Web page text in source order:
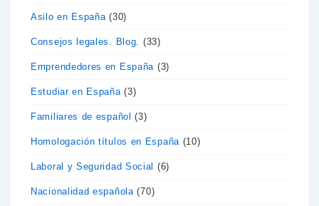
Asilo en España(30)
Consejos legales. Blog. (33)
Emprendedores en España (3)
Estudiar en España(3)
Familiares de español (3)
Homologación títulos en España (10)
Laboral y Seguridad Social (6)
Nacionalidad española(70)